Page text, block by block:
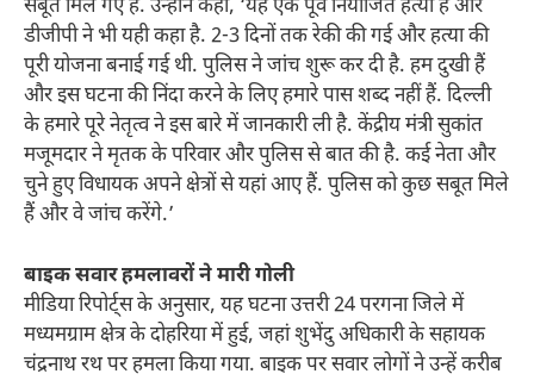
सबूत मिल गए हैं. उन्होंने कहा, ‘यह एक पूर्व नियोजित हत्या है और
डीजीपी ने भी यही कहा है. 2-3 दिनों तक रेकी की गई और हत्या की
पूरी योजना बनाई गई थी. पुलिस ने जांच शुरू कर दी है. हम दुखी हैं
और इस घटना की निंदा करने के लिए हमारे पास शब्द नहीं हैं. दिल्ली
के हमारे पूरे नेतृत्व ने इस बारे में जानकारी ली है. केंद्रीय मंत्री सुकांत
मजूमदार ने मृतक के परिवार और पुलिस से बात की है. कई नेता और
चुने हुए विधायक अपने क्षेत्रों से यहां आए हैं. पुलिस को कुछ सबूत मिले
हैं और वे जांच करेंगे.’
बाइक सवार हमलावरों ने मारी गोली
मीडिया रिपोर्ट्स के अनुसार, यह घटना उत्तरी 24 परगना जिले में
मध्यमग्राम क्षेत्र के दोहरिया में हुई, जहां शुभेंदु अधिकारी के सहायक
चंद्रनाथ रथ पर हमला किया गया. बाइक पर सवार लोगों ने उन्हें करीब